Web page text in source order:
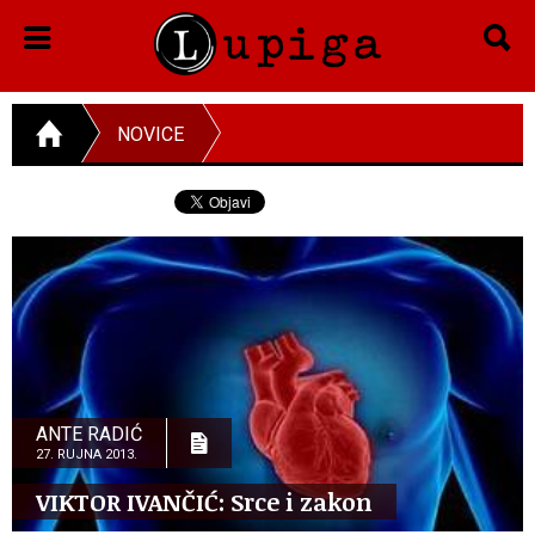
NOVICE
ANTE RADIĆ
27. RUJNA 2013.
VIKTOR IVANČIĆ: Srce i zakon